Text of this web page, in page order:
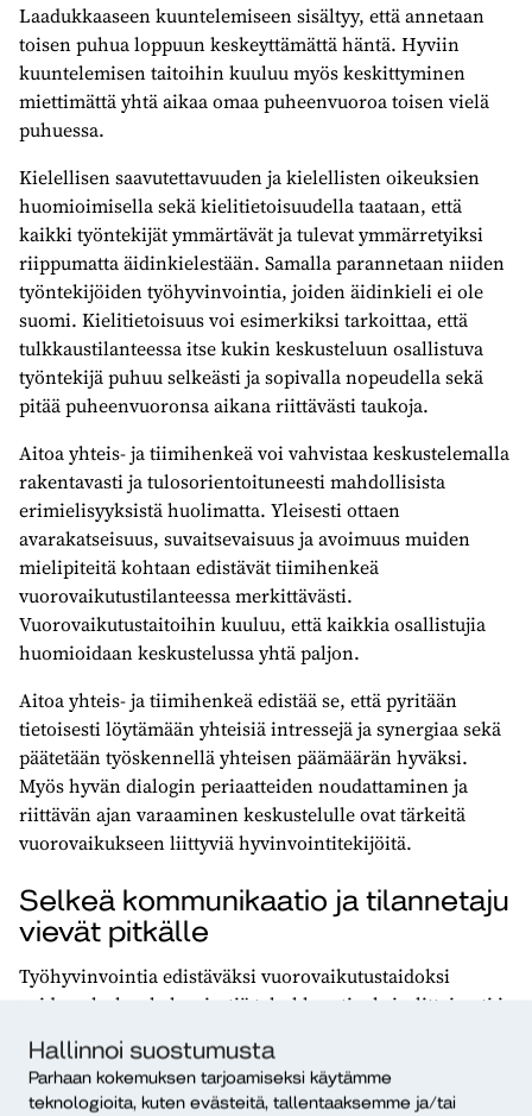
Hallinnoi suostumusta
Parhaan kokemuksen tarjoamiseksi käytämme
teknologioita, kuten evästeitä, tallentaaksemme ja/tai
Laadukkaaseen kuuntelemiseen sisältyy, että annetaan
toisen puhua loppuun keskeyttämättä häntä. Hyviin
kuuntelemisen taitoihin kuuluu myös keskittyminen
miettimättä yhtä aikaa omaa puheenvuoroa toisen vielä
puhuessa.
Kielellisen saavutettavuuden ja kielellisten oikeuksien
huomioimisella sekä kielitietoisuudella taataan, että
kaikki työntekijät ymmärtävät ja tulevat ymmärretyiksi
riippumatta äidinkielestään. Samalla parannetaan niiden
työntekijöiden työhyvinvointia, joiden äidinkieli ei ole
suomi. Kielitietoisuus voi esimerkiksi tarkoittaa, että
tulkkaustilanteessa itse kukin keskusteluun osallistuva
työntekijä puhuu selkeästi ja sopivalla nopeudella sekä
pitää puheenvuoronsa aikana riittävästi taukoja.
Aitoa yhteis- ja tiimihenkeä voi vahvistaa keskustelemalla
rakentavasti ja tulosorientoituneesti mahdollisista
erimielisyyksistä huolimatta. Yleisesti ottaen
avarakatseisuus, suvaitsevaisuus ja avoimuus muiden
mielipiteitä kohtaan edistävät tiimihenkeä
vuorovaikutustilanteessa merkittävästi.
Vuorovaikutustaitoihin kuuluu, että kaikkia osallistujia
huomioidaan keskustelussa yhtä paljon.
Aitoa yhteis- ja tiimihenkeä edistää se, että pyritään
tietoisesti löytämään yhteisiä intressejä ja synergiaa sekä
päätetään työskennellä yhteisen päämäärän hyväksi.
Myös hyvän dialogin periaatteiden noudattaminen ja
riittävän ajan varaaminen keskustelulle ovat tärkeitä
vuorovaikukseen liittyviä hyvinvointitekijöitä.
Selkeä kommunikaatio ja tilannetaju
vievät pitkälle
Työhyvinvointia edistäväksi vuorovaikutustaidoksi
voidaan laskea kyky viestiä tehokkaasti, yksiselitteisesti ja
suurempi on väärinkäsitysten riski. Väärinkäsitykset taas
voivat helposti johtaa konflikteihin ja erimielisyyksiin.